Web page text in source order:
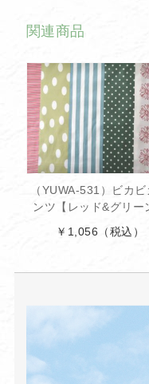
関連商品
（YUWA-531）ビカビ
ンツ【レッド&グリー
￥1,056 （税込）